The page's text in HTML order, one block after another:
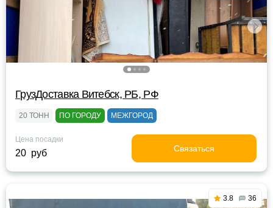
ГрузДоставка Витебск, РБ, РФ
20 ТОНН ПО ГОРОДУ МЕЖГОРОД
Цена посадки
20 руб Связаться
3.8 36